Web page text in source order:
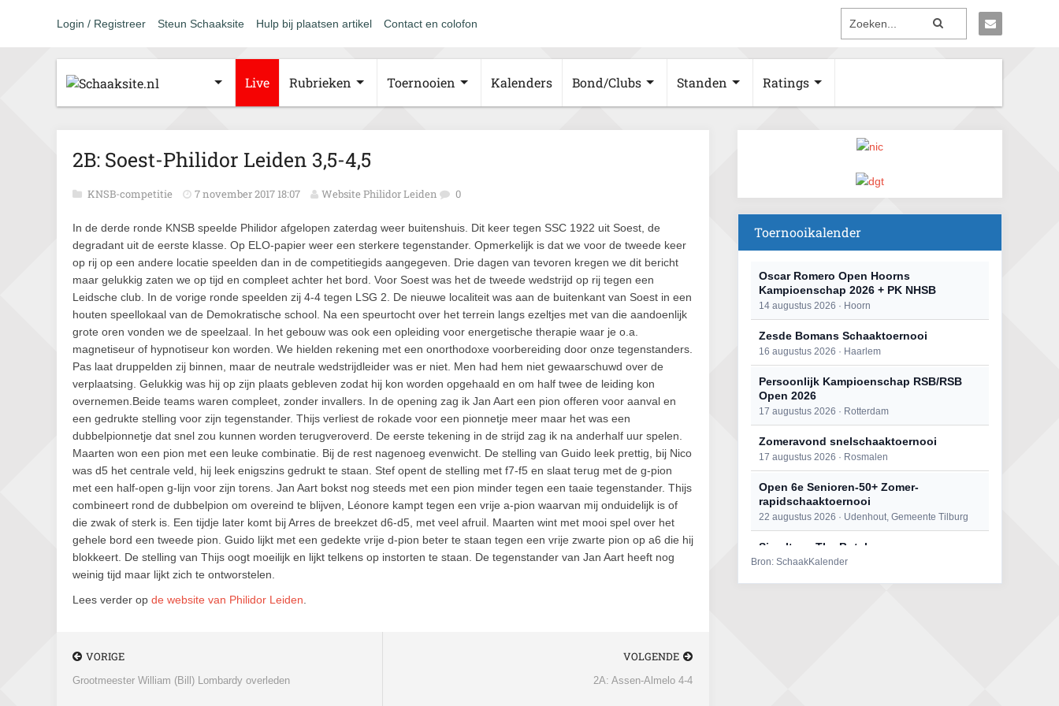
Login / Registreer Steun Schaaksite Hulp bij plaatsen artikel Contact en colofon
Live Rubrieken Toernooien Kalenders Bond/Clubs Standen Ratings
2B: Soest-Philidor Leiden 3,5-4,5
KNSB-competitie 7 november 2017 18:07 Website Philidor Leiden 0
In de derde ronde KNSB speelde Philidor afgelopen zaterdag weer buitenshuis. Dit keer tegen SSC 1922 uit Soest, de
degradant uit de eerste klasse. Op ELO-papier weer een sterkere tegenstander. Opmerkelijk is dat we voor de tweede keer
op rij op een andere locatie speelden dan in de competitiegids aangegeven. Drie dagen van tevoren kregen we dit bericht
maar gelukkig zaten we op tijd en compleet achter het bord. Voor Soest was het de tweede wedstrijd op rij tegen een
Leidsche club. In de vorige ronde speelden zij 4-4 tegen LSG 2. De nieuwe localiteit was aan de buitenkant van Soest in een
houten speellokaal van de Demokratische school. Na een speurtocht over het terrein langs ezeltjes met van die aandoenlijk
grote oren vonden we de speelzaal. In het gebouw was ook een opleiding voor energetische therapie waar je o.a.
magnetiseur of hypnotiseur kon worden. We hielden rekening met een onorthodoxe voorbereiding door onze tegenstanders.
Pas laat druppelden zij binnen, maar de neutrale wedstrijdleider was er niet. Men had hem niet gewaarschuwd over de
verplaatsing. Gelukkig was hij op zijn plaats gebleven zodat hij kon worden opgehaald en om half twee de leiding kon
overnemen. Beide teams waren compleet, zonder invallers. In de opening zag ik Jan Aart een pion offeren voor aanval en
een gedrukte stelling voor zijn tegenstander. Thijs verliest de rokade voor een pionnetje meer maar het was een
dubbelpionnetje dat snel zou kunnen worden terugveroverd. De eerste tekening in de strijd zag ik na anderhalf uur spelen.
Maarten won een pion met een leuke combinatie. Bij de rest nagenoeg evenwicht. De stelling van Guido leek prettig, bij Nico
was d5 het centrale veld, hij leek enigszins gedrukt te staan. Stef opent de stelling met f7-f5 en slaat terug met de g-pion
met een half-open g-lijn voor zijn torens. Jan Aart bokst nog steeds met een pion minder tegen een taaie tegenstander. Thijs
combineert rond de dubbelpion om overeind te blijven, Léonore kampt tegen een vrije a-pion waarvan mij onduidelijk is of
die zwak of sterk is. Een tijdje later komt bij Arres de breekzet d6-d5, met veel afruil. Maarten wint met mooi spel over het
gehele bord een tweede pion. Guido lijkt met een gedekte vrije d-pion beter te staan tegen een vrije zwarte pion op a6 die hij
blokkeert. De stelling van Thijs oogt moeilijk en lijkt telkens op instorten te staan. De tegenstander van Jan Aart heeft nog
weinig tijd maar lijkt zich te ontworstelen.
Lees verder op de website van Philidor Leiden
VORIGE
Grootmeester William (Bill) Lombardy overleden
VOLGENDE
2A: Assen-Almelo 4-4
Toernooikalender
Oscar Romero Open Hoorns
Kampioenschap 2026 + PK NHSB
14 augustus 2026 · Hoorn
Zesde Bomans Schaaktoernooi
16 augustus 2026 · Haarlem
Persoonlijk Kampioenschap RSB/RSB
Open 2026
17 augustus 2026 · Rotterdam
Zomeravond snelschaaktoernooi
17 augustus 2026 · Rosmalen
Open 6e Senioren-50+ Zomer-
rapidschaaktoernooi
22 augustus 2026 · Udenhout, Gemeente Tilburg
Simultaan The Butcher
22 augustus 2026 · Utrecht
Bron: SchaakKalender